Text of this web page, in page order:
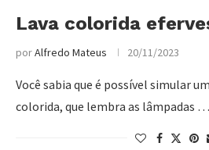
Lava colorida
porAlfredo Mateus 20/11/2023
Você sabia que é possível simular
colorida, que lembra as lâmpadas …